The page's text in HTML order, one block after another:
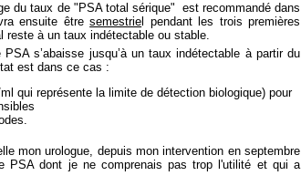
du taux de "PSA total sérique" est recommandé dans
ensuite êtresemestrie l pendant les trois premières
reste à un taux indétectable ou stable.
s’abaisse jusqu’à un taux indétectable à partir du
est dans ce cas :
qui représente la limite de détection biologique) pour
mon urologue, depuis mon intervention en septembre
PSA dont je ne comprenais pas trop l'utilité et qui a